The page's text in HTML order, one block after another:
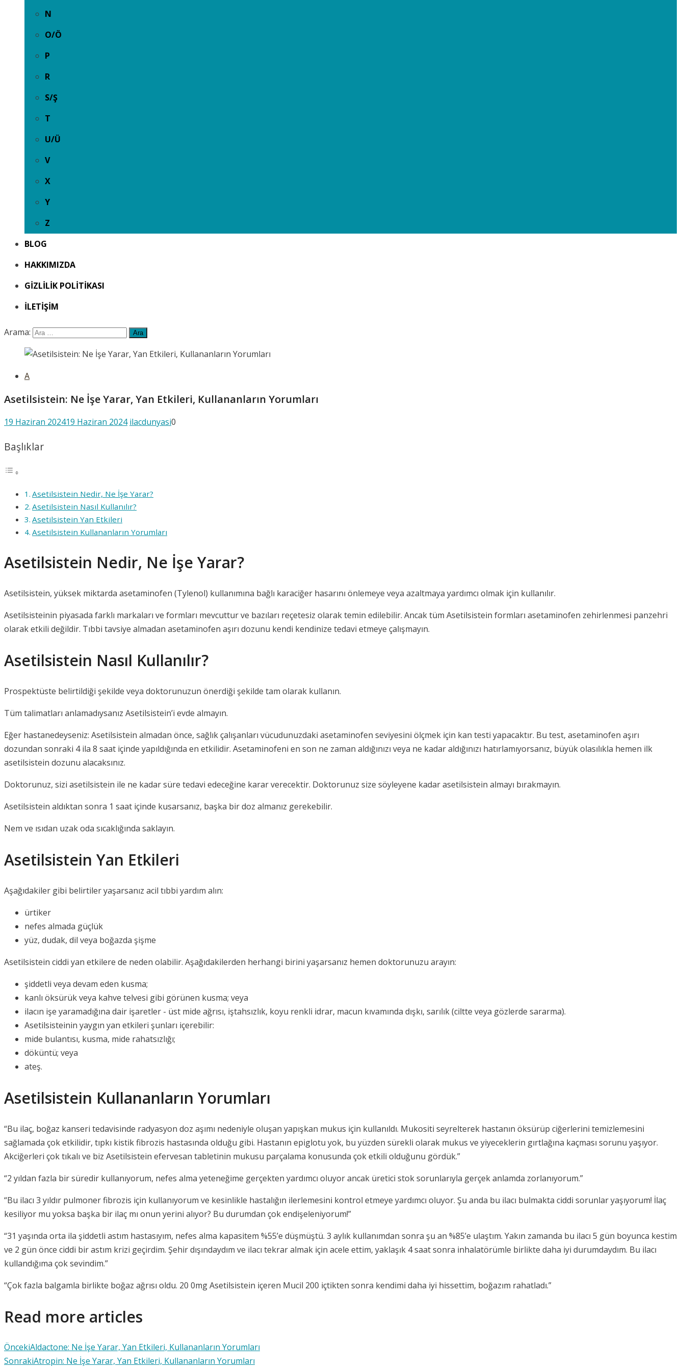
N
O/Ö
P
R
S/Ş
T
U/Ü
V
X
Y
Z
BLOG
HAKKIMIZDA
GIZLILIK POLITIKASI
İLETIŞIM
Arama:
A
Asetilsistein: Ne İşe Yarar, Yan Etkileri, Kullananların Yorumları
19 Haziran 202419 Haziran 2024 ilacdunyasi0
Başlıklar
Asetilsistein Nedir, Ne İşe Yarar?
Asetilsistein Nasıl Kullanılır?
Asetilsistein Yan Etkileri
Asetilsistein Kullananların Yorumları
Asetilsistein Nedir, Ne İşe Yarar?
Asetilsistein, yüksek miktarda asetaminofen (Tylenol) kullanımına bağlı karaciğer hasarını önlemeye veya azaltmaya yardımcı olmak için kullanılır.
Asetilsisteinin piyasada farklı markaları ve formları mevcuttur ve bazıları reçetesiz olarak temin edilebilir. Ancak tüm Asetilsistein formları asetaminofen zehirlenmesi panzehri
olarak etkili değildir. Tıbbi tavsiye almadan asetaminofen aşırı dozunu kendi kendinize tedavi etmeye çalışmayın.
Asetilsistein Nasıl Kullanılır?
Prospektüste belirtildiği şekilde veya doktorunuzun önerdiği şekilde tam olarak kullanın.
Tüm talimatları anlamadıysanız Asetilsistein’i evde almayın.
Eğer hastanedeyseniz: Asetilsistein almadan önce, sağlık çalışanları vücudunuzdaki asetaminofen seviyesini ölçmek için kan testi yapacaktır. Bu test, asetaminofen aşırı
dozundan sonraki 4 ila 8 saat içinde yapıldığında en etkilidir. Asetaminofeni en son ne zaman aldığınızı veya ne kadar aldığınızı hatırlamıyorsanız, büyük olasılıkla hemen ilk
asetilsistein dozunu alacaksınız.
Doktorunuz, sizi asetilsistein ile ne kadar süre tedavi edeceğine karar verecektir. Doktorunuz size söyleyene kadar asetilsistein almayı bırakmayın.
Asetilsistein aldıktan sonra 1 saat içinde kusarsanız, başka bir doz almanız gerekebilir.
Nem ve ısıdan uzak oda sıcaklığında saklayın.
Asetilsistein Yan Etkileri
Aşağıdakiler gibi belirtiler yaşarsanız acil tıbbi yardım alın:
ürtiker
nefes almada güçlük
yüz, dudak, dil veya boğazda şişme
Asetilsistein ciddi yan etkilere de neden olabilir. Aşağıdakilerden herhangi birini yaşarsanız hemen doktorunuzu arayın:
şiddetli veya devam eden kusma;
kanlı öksürük veya kahve telvesi gibi görünen kusma; veya
ilacın işe yaramadığına dair işaretler - üst mide ağrısı, iştahsızlık, koyu renkli idrar, macun kıvamında dışkı, sarılık (ciltte veya gözlerde sararma).
Asetilsisteinin yaygın yan etkileri şunları içerebilir:
mide bulantısı, kusma, mide rahatsızlığı;
döküntü; veya
ateş.
Asetilsistein Kullananların Yorumları
“Bu ilaç, boğaz kanseri tedavisinde radyasyon doz aşımı nedeniyle oluşan yapışkan mukus için kullanıldı. Mukositi seyrelterek hastanın öksürüp ciğerlerini temizlemesini
sağlamada çok etkilidir, tıpkı kistik fibrozis hastasında olduğu gibi. Hastanın epiglotu yok, bu yüzden sürekli olarak mukus ve yiyeceklerin gırtlağına kaçması sorunu yaşıyor.
Akciğerleri çok tıkalı ve biz Asetilsistein efervesan tabletinin mukusu parçalama konusunda çok etkili olduğunu gördük.”
“2 yıldan fazla bir süredir kullanıyorum, nefes alma yeteneğime gerçekten yardımcı oluyor ancak üretici stok sorunlarıyla gerçek anlamda zorlanıyorum.”
“Bu ilacı 3 yıldır pulmoner fibrozis için kullanıyorum ve kesinlikle hastalığın ilerlemesini kontrol etmeye yardımcı oluyor. Şu anda bu ilacı bulmakta ciddi sorunlar yaşıyorum! İlaç
kesiliyor mu yoksa başka bir ilaç mı onun yerini alıyor? Bu durumdan çok endişeleniyorum!”
“31 yaşında orta ila şiddetli astım hastasıyım, nefes alma kapasitem %55’e düşmüştü. 3 aylık kullanımdan sonra şu an %85’e ulaştım. Yakın zamanda bu ilacı 5 gün boyunca kestim
ve 2 gün önce ciddi bir astım krizi geçirdim. Şehir dışındaydım ve ilacı tekrar almak için acele ettim, yaklaşık 4 saat sonra inhalatörümle birlikte daha iyi durumdaydım. Bu ilacı
kullandığıma çok sevindim.”
“Çok fazla balgamla birlikte boğaz ağrısı oldu. 20 0mg Asetilsistein içeren Mucil 200 içtikten sonra kendimi daha iyi hissettim, boğazım rahatladı.”
Read more articles
ÖncekiAldactone: Ne İşe Yarar, Yan Etkileri, Kullananların Yorumları
SonrakiAtropin: Ne İşe Yarar, Yan Etkileri, Kullananların Yorumları